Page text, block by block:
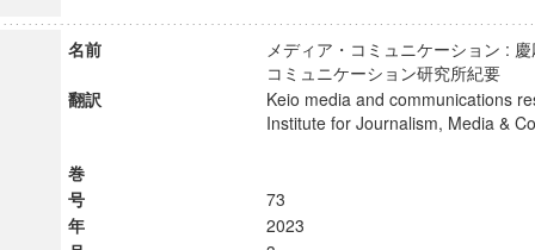
名前
メディア・コミュニケーション :
コミュニケーション研究所紀要
翻訳
Keio media and communications
Institute for Journalism, Media &
巻
号
73
年
2023